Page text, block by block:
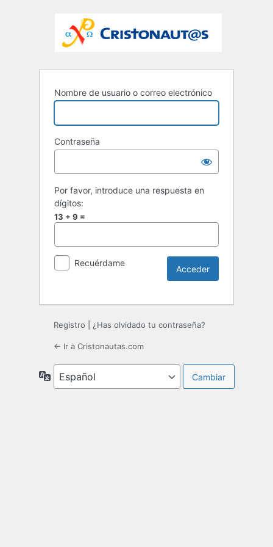
Nombre de usuario o correo electrónico
Contraseña
Por favor, introduce una respuesta en
dígitos:
13 + 9 =
Recuérdame
Registro ¿Has olvidado tu contraseña?
← Ir a Cristonautas.com
Idioma